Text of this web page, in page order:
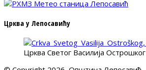
Црква у Лепосавићу
Црква Светог Василија Острошког